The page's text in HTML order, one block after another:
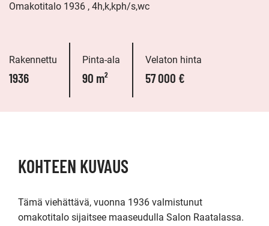
Omakotitalo 1936 , 4h,k,kph/s,wc
Rakennettu
1936
Pinta-ala
90 m²
Velaton hinta
57 000 €
KOHTEEN KUVAUS
Tämä viehättävä, vuonna 1936 valmistunut
omakotitalo sijaitsee maaseudulla Salon Raatalassa.